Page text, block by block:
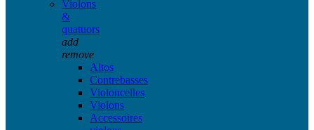
Violons
&
quatuors
add
remove
Altos
Contrebasses
Violoncelles
Violons
Accessoires